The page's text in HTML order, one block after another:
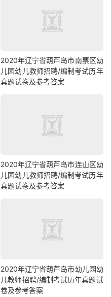
2020年辽宁省葫芦岛市南票区幼
儿园幼儿教师招聘/编制考试历年
真题试卷及参考答案
2020年辽宁省葫芦岛市连山区幼
儿园幼儿教师招聘/编制考试历年
真题试卷及参考答案
2020年辽宁省葫芦岛市幼儿园幼
儿教师招聘/编制考试历年真题试
卷及参考答案